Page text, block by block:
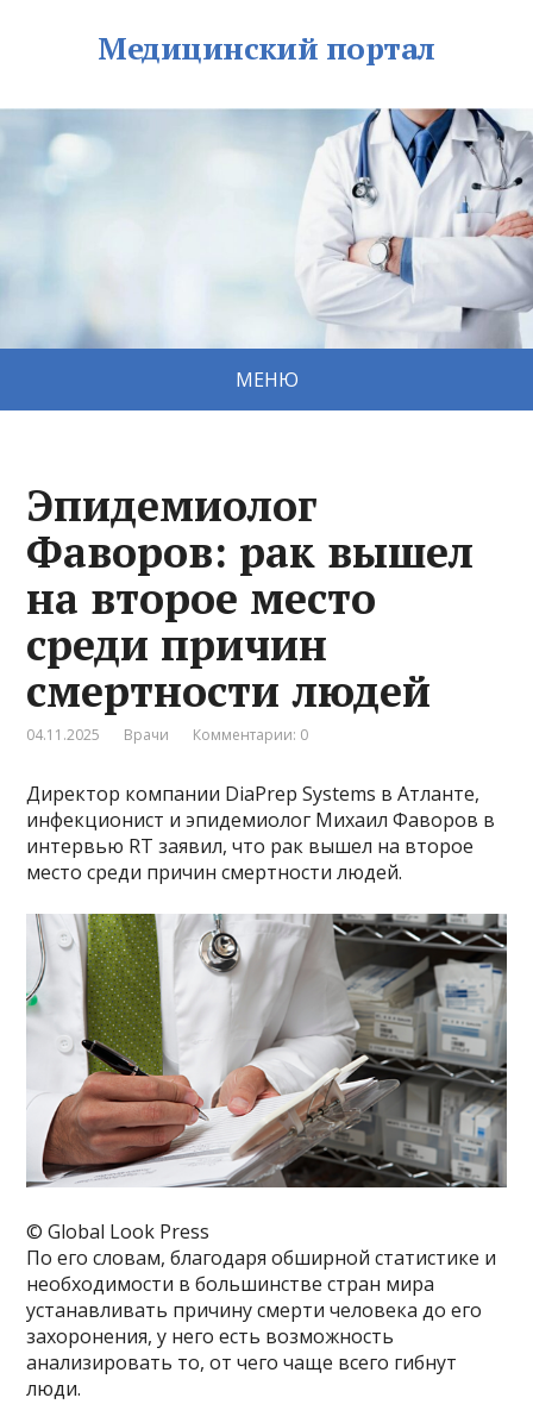
Медицинский портал
МЕНЮ
Эпидемиолог
Фаворов: рак вышел
на второе место
среди причин
смертности людей
04.11.2025 Врачи Комментарии: 0
Директор компании DiaPrep Systems в Атланте,
инфекционист и эпидемиолог Михаил Фаворов в
интервью RT заявил, что рак вышел на второе
место среди причин смертности людей.
© Global Look Press
По его словам, благодаря обширной статистике и
необходимости в большинстве стран мира
устанавливать причину смерти человека до его
захоронения, у него есть возможность
анализировать то, от чего чаще всего гибнут
люди.